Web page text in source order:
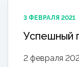
3 ФЕВРАЛЯ 2021
Успешный
2 февраля